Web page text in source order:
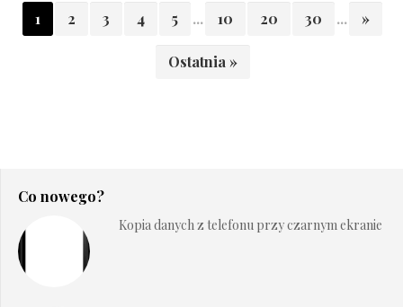
1 2 3 4 5 ... 10 20 30 ... »
Ostatnia »
Co nowego?
Kopia danych z telefonu przy czarnym ekranie